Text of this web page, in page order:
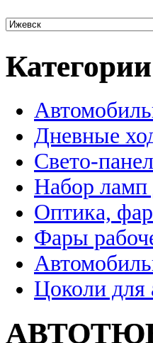
Категории
Дневные
Свето-
Набор ламп
Оптика,
Фары
Цоколи для